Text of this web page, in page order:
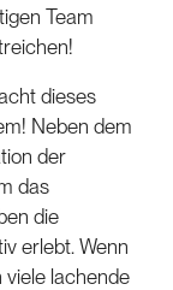
Team
dieses
Neben dem
der
das
die
erlebt. Wenn
viele lachende